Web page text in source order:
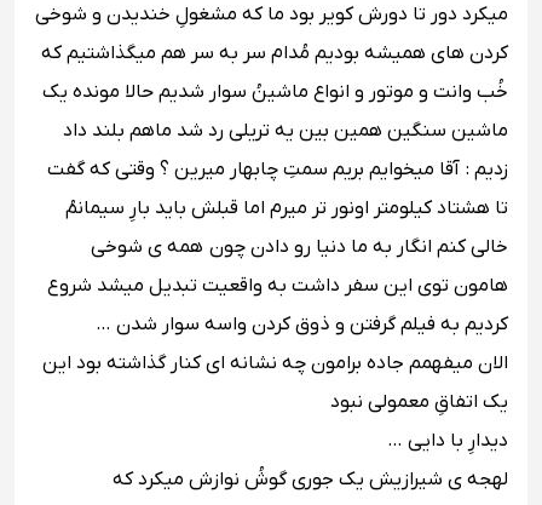
میکرد دور تا دورش کویر بود ما که مشغولِ خندیدن و شوخى
کردن هاى همیشه بودیم مُدام سر به سر هم میگذاشتیم که
خُب وانت و موتور و انواع ماشینُ سوار شدیم حالا مونده یک
ماشین سنگین همین بین یه تریلى رد شد ماهم بلند داد
زدیم : آقا میخوایم بریم سمتِ چابهار میرین ؟ وقتى که گفت
تا هشتاد کیلومتر اونور تر میرم اما قبلش باید بارِ سیمانمُ
خالى کنم انگار به ما دنیا رو دادن چون همه ى شوخى
هامون توى این سفر داشت به واقعیت تبدیل میشد شروع
کردیم به فیلم گرفتن و ذوق کردن واسه سوار شدن …
الان میفهمم جاده برامون چه نشانه اى کنار گذاشته بود این
یک اتفاقِ معمولى نبود
دیدارِ با دایى …
لهجه ى شیرازیش یک جورى گوشُ نوازش میکرد که